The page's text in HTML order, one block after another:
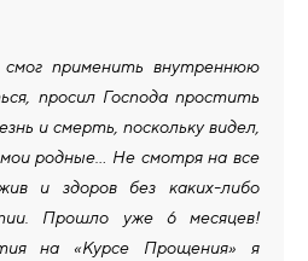
смог применить внутреннюю
просил Господа простить
и смерть, поскольку видел,
родные… Не смотря на все
и здоров без каких-либо
Прошло уже 6 месяцев!
на «Курсе Прощения» я